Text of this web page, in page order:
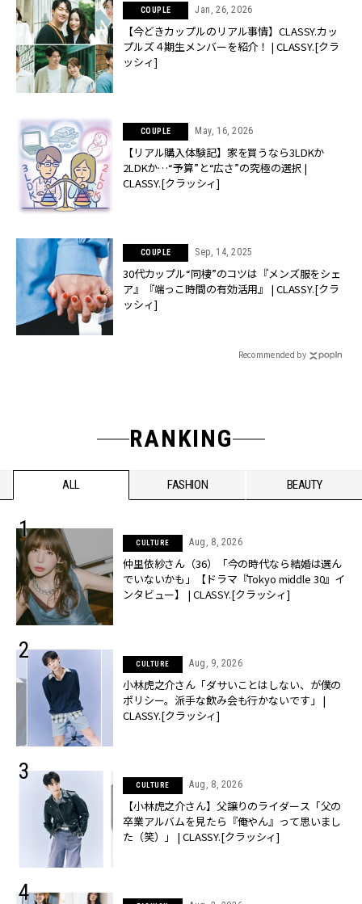
COUPLE Jan, 26, 2026
【今どきカップルのリアル事情】CLASSY.カッ
プルズ４期生メンバーを紹介！ | CLASSY.[クラ
ッシィ]
COUPLE May, 16, 2026
【リアル購入体験記】家を買うなら3LDKか
2LDKか…“予算”と“広さ”の究極の選択 |
CLASSY.[クラッシィ]
COUPLE Sep, 14, 2025
30代カップル“同棲”のコツは『メンズ服をシェ
ア』『端っこ時間の有効活用』 | CLASSY.[クラ
ッシィ]
Recommended by
RANKING
ALL FASHION BEAUTY
CULTURE Aug, 8, 2026
仲里依紗さん（36）「今の時代なら結婚は選ん
でいないかも」【ドラマ『Tokyo middle 30』イ
ンタビュー】 | CLASSY.[クラッシィ]
CULTURE Aug, 9, 2026
小林虎之介さん「ダサいことはしない、が僕の
ポリシー。派手な飲み会も行かないです」 |
CLASSY.[クラッシィ]
CULTURE Aug, 8, 2026
【小林虎之介さん】父譲りのライダース「父の
卒業アルバムを見たら『俺やん』って思いまし
た（笑）」 | CLASSY.[クラッシィ]